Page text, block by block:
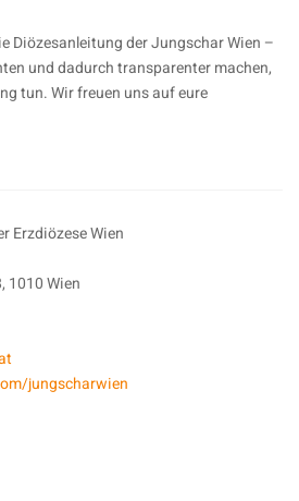
Diözesanleitung der Jungschar Wien –
und dadurch transparenter machen,
tun. Wir freuen uns auf eure
Erzdiözese Wien
1010 Wien
jungscharwien